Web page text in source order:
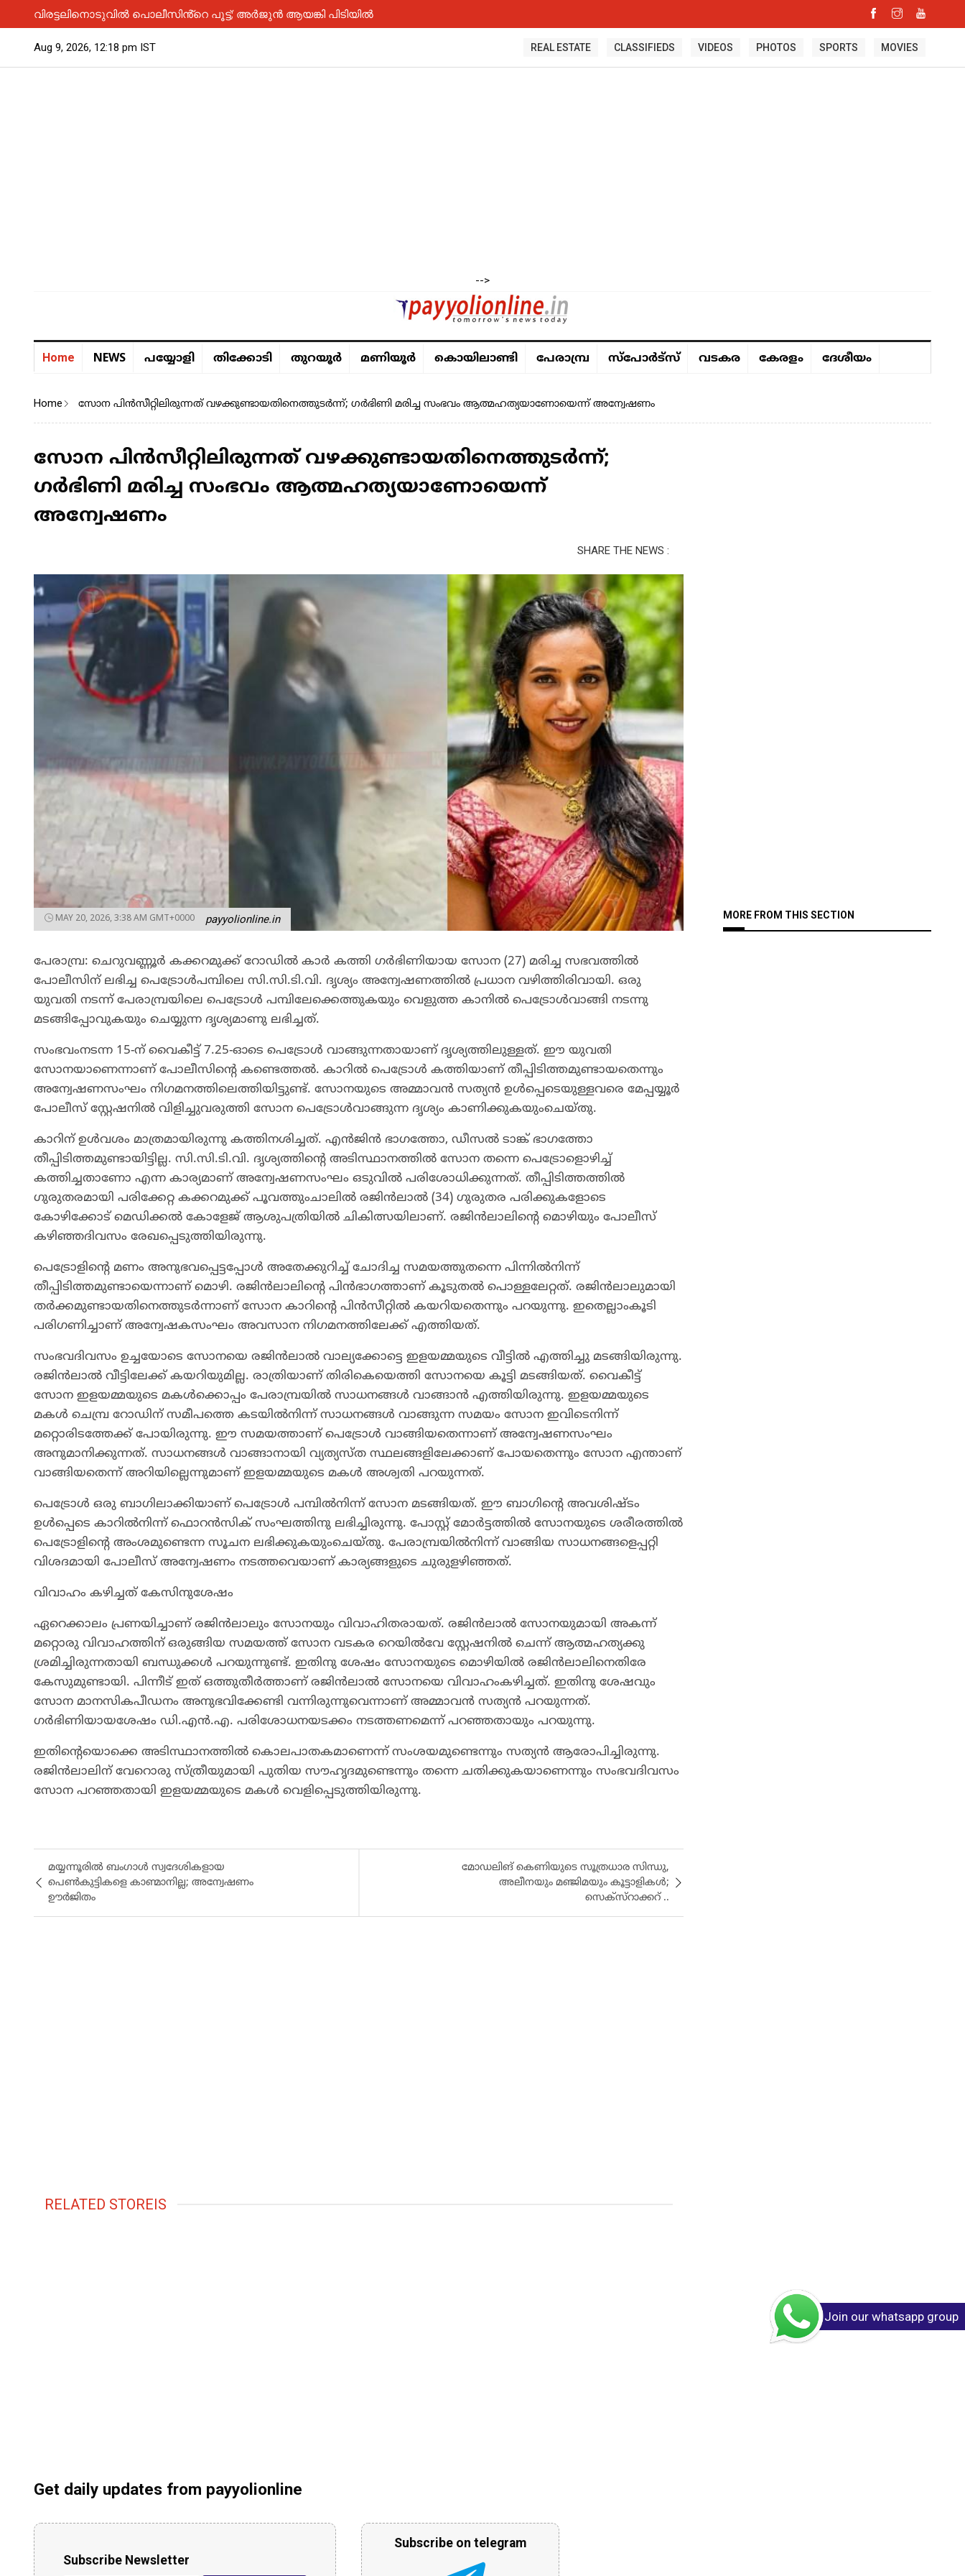
വിരട്ടലിനൊടുവിൽ പൊലീസിൻ്റെ പൂട്ട്; അർജുൻ ആയങ്കി പിടിയിൽ
Aug 9, 2026, 12:18 pm IST REAL ESTATE CLASSIFIEDS VIDEOS PHOTOS SPORTS MOVIES
-->
Home NEWS പയ്യോളി തിക്കോടി തുറയൂര്‍ മണിയൂര്‍ കൊയിലാണ്ടി പേരാമ്പ്ര സ്പോർട്സ് വടകര കേരളം ദേശീയം
Home സോന പിൻസീറ്റിലിരുന്നത് വഴക്കുണ്ടായതിനെത്തുടർന്ന്; ഗർഭിണി മരിച്ച സംഭവം ആത്മഹത്യയാണോയെന്ന് അന്വേഷണം
സോന പിൻസീറ്റിലിരുന്നത് വഴക്കുണ്ടായതിനെത്തുടർന്ന്;
ഗർഭിണി മരിച്ച സംഭവം ആത്മഹത്യയാണോയെന്ന്
അന്വേഷണം
SHARE THE NEWS :
MAY 20, 2026, 3:38 AM GMT+0000 payyolionline.in
പേരാമ്പ്ര: ചെറുവണ്ണൂർ കക്കറമുക്ക് റോഡിൽ കാർ കത്തി ഗർഭിണിയായ സോന (27) മരിച്ച സഭവത്തിൽ
പോലീസിന് ലഭിച്ച പെട്രോൾപമ്പിലെ സി.സി.ടി.വി. ദൃശ്യം അന്വേഷണത്തിൽ പ്രധാന വഴിത്തിരിവായി. ഒരു
യുവതി നടന്ന് പേരാമ്പ്രയിലെ പെട്രോൾ പമ്പിലേക്കെത്തുകയും വെളുത്ത കാനിൽ പെട്രോൾവാങ്ങി നടന്നു
മടങ്ങിപ്പോവുകയും ചെയ്യുന്ന ദൃശ്യമാണു ലഭിച്ചത്.
സംഭവംനടന്ന 15-ന് വൈകീട്ട് 7.25-ഓടെ പെട്രോൾ വാങ്ങുന്നതായാണ് ദൃശ്യത്തിലുള്ളത്. ഈ യുവതി
സോനയാണെന്നാണ് പോലീസിന്റെ കണ്ടെത്തൽ. കാറിൽ പെട്രോൾ കത്തിയാണ് തീപ്പിടിത്തമുണ്ടായതെന്നും
അന്വേഷണസംഘം നിഗമനത്തിലെത്തിയിട്ടുണ്ട്. സോനയുടെ അമ്മാവൻ സത്യൻ ഉൾപ്പെടെയുള്ളവരെ മേപ്പയ്യൂർ
പോലീസ് സ്റ്റേഷനിൽ വിളിച്ചുവരുത്തി സോന പെട്രോൾവാങ്ങുന്ന ദൃശ്യം കാണിക്കുകയുംചെയ്തു.
കാറിന് ഉൾവശം മാത്രമായിരുന്നു കത്തിനശിച്ചത്. എൻജിൻ ഭാഗത്തോ, ഡീസൽ ടാങ്ക് ഭാഗത്തോ
തീപ്പിടിത്തമുണ്ടായിട്ടില്ല. സി.സി.ടി.വി. ദൃശ്യത്തിന്റെ അടിസ്ഥാനത്തിൽ സോന തന്നെ പെട്രോളൊഴിച്ച്
കത്തിച്ചതാണോ എന്ന കാര്യമാണ് അന്വേഷണസംഘം ഒടുവിൽ പരിശോധിക്കുന്നത്. തീപ്പിടിത്തത്തിൽ
ഗുരുതരമായി പരിക്കേറ്റ കക്കറമുക്ക് പൂവത്തുംചാലിൽ രജിൻലാൽ (34) ഗുരുതര പരിക്കുകളോടെ
കോഴിക്കോട് മെഡിക്കൽ കോളേജ് ആശുപത്രിയിൽ ചികിത്സയിലാണ്. രജിൻലാലിന്റെ മൊഴിയും പോലീസ്
കഴിഞ്ഞദിവസം രേഖപ്പെടുത്തിയിരുന്നു.
പെട്രോളിന്റെ മണം അനുഭവപ്പെട്ടപ്പോൾ അതേക്കുറിച്ച് ചോദിച്ച സമയത്തുതന്നെ പിന്നിൽനിന്ന്
തീപ്പിടിത്തമുണ്ടായെന്നാണ്‌ മൊഴി. രജിൻലാലിന്റെ പിൻഭാഗത്താണ് കൂടുതൽ പൊള്ളലേറ്റത്. രജിൻലാലുമായി
തർക്കമുണ്ടായതിനെത്തുടർന്നാണ് സോന കാറിന്റെ പിൻസീറ്റിൽ കയറിയതെന്നും പറയുന്നു. ഇതെല്ലാംകൂടി
പരിഗണിച്ചാണ് അന്വേഷകസംഘം അവസാന നിഗമനത്തിലേക്ക് എത്തിയത്.
സംഭവദിവസം ഉച്ചയോടെ സോനയെ രജിൻലാൽ വാല്യക്കോട്ടെ ഇളയമ്മയുടെ വീട്ടിൽ എത്തിച്ചു മടങ്ങിയിരുന്നു.
രജിൻലാൽ വീട്ടിലേക്ക് കയറിയുമില്ല. രാത്രിയാണ് തിരികെയെത്തി സോനയെ കൂട്ടി മടങ്ങിയത്. വൈകീട്ട്
സോന ഇളയമ്മയുടെ മകൾക്കൊപ്പം പേരാമ്പ്രയിൽ സാധനങ്ങൾ വാങ്ങാൻ എത്തിയിരുന്നു. ഇളയമ്മയുടെ
മകൾ ചെമ്പ്ര റോഡിന് സമീപത്തെ കടയിൽനിന്ന് സാധനങ്ങൾ വാങ്ങുന്ന സമയം സോന ഇവിടെനിന്ന്‌
മറ്റൊരിടത്തേക്ക് പോയിരുന്നു. ഈ സമയത്താണ് പെട്രോൾ വാങ്ങിയതെന്നാണ് അന്വേഷണസംഘം
അനുമാനിക്കുന്നത്. സാധനങ്ങൾ വാങ്ങാനായി വ്യത്യസ്ത സ്ഥലങ്ങളിലേക്കാണ് പോയതെന്നും സോന എന്താണ്
വാങ്ങിയതെന്ന് അറിയില്ലെന്നുമാണ് ഇളയമ്മയുടെ മകൾ അശ്വതി പറയുന്നത്.
പെട്രോൾ ഒരു ബാഗിലാക്കിയാണ് പെട്രോൾ പമ്പിൽനിന്ന് സോന മടങ്ങിയത്. ഈ ബാഗിന്റെ അവശിഷ്ടം
ഉൾപ്പെടെ കാറിൽനിന്ന് ഫൊറൻസിക് സംഘത്തിനു ലഭിച്ചിരുന്നു. പോസ്റ്റ് മോർട്ടത്തിൽ സോനയുടെ ശരീരത്തിൽ
പെട്രോളിന്റെ അംശമുണ്ടെന്ന സൂചന ലഭിക്കുകയുംചെയ്തു. പേരാമ്പ്രയിൽനിന്ന് വാങ്ങിയ സാധനങ്ങളെപ്പറ്റി
വിശദമായി പോലീസ് അന്വേഷണം നടത്തവെയാണ് കാര്യങ്ങളുടെ ചുരുളഴിഞ്ഞത്.
വിവാഹം കഴിച്ചത് കേസിനുശേഷം
ഏറെക്കാലം പ്രണയിച്ചാണ് രജിൻലാലും സോനയും വിവാഹിതരായത്. രജിൻലാൽ സോനയുമായി അകന്ന്
മറ്റൊരു വിവാഹത്തിന് ഒരുങ്ങിയ സമയത്ത് സോന വടകര റെയിൽവേ സ്റ്റേഷനിൽ ചെന്ന് ആത്മഹത്യക്കു
ശ്രമിച്ചിരുന്നതായി ബന്ധുക്കൾ പറയുന്നുണ്ട്. ഇതിനു ശേഷം സോനയുടെ മൊഴിയിൽ രജിൻലാലിനെതിരേ
കേസുമുണ്ടായി. പിന്നീട് ഇത് ഒത്തുതീർത്താണ് രജിൻലാൽ സോനയെ വിവാഹംകഴിച്ചത്. ഇതിനു ശേഷവും
സോന മാനസികപീഡനം അനുഭവിക്കേണ്ടി വന്നിരുന്നുവെന്നാണ് അമ്മാവൻ സത്യൻ പറയുന്നത്.
ഗർഭിണിയായശേഷം ഡി.എൻ.എ. പരിശോധനയടക്കം നടത്തണമെന്ന് പറഞ്ഞതായും പറയുന്നു.
ഇതിന്റെയൊക്കെ അടിസ്ഥാനത്തിൽ കൊലപാതകമാണെന്ന് സംശയമുണ്ടെന്നും സത്യൻ ആരോപിച്ചിരുന്നു.
രജിൻലാലിന് വേറൊരു സ്ത്രീയുമായി പുതിയ സൗഹൃദമുണ്ടെന്നും തന്നെ ചതിക്കുകയാണെന്നും സംഭവദിവസം
സോന പറഞ്ഞതായി ഇളയമ്മയുടെ മകൾ വെളിപ്പെടുത്തിയിരുന്നു.
മയ്യന്നൂരിൽ ബംഗാൾ സ്വദേശികളായ
പെൺകുട്ടികളെ കാണ്മാനില്ല; അന്വേഷണം
ഊർജിതം
മോഡലിങ് കെണിയുടെ സൂത്രധാര സിന്ധു,
അലീനയും മഞ്ജിമയും കൂട്ടാളികൾ;
സെക്സ്റാക്കറ് ..
RELATED STOREIS
Get daily updates from payyolionline
Subscribe Newsletter
Subscribe on telegram
MORE FROM THIS SECTION
Join our whatsapp group